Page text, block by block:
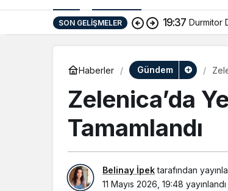
SON GELIŞMELER 19:37 Durmitor
Haberler Gündem
Zelenica’da
Tamamlandı
Belinay İpektarafından
11 Mayıs 2026, 19:48 yayınlandı